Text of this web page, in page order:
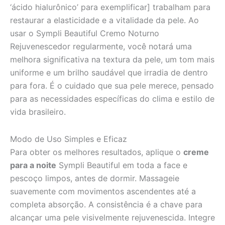
‘ácido hialurônico’ para exemplificar] trabalham para
restaurar a elasticidade e a vitalidade da pele. Ao
usar o Sympli Beautiful Cremo Noturno
Rejuvenescedor regularmente, você notará uma
melhora significativa na textura da pele, um tom mais
uniforme e um brilho saudável que irradia de dentro
para fora. É o cuidado que sua pele merece, pensado
para as necessidades específicas do clima e estilo de
vida brasileiro.
Modo de Uso Simples e Eficaz
Para obter os melhores resultados, aplique o creme
para a noite Sympli Beautiful em toda a face e
pescoço limpos, antes de dormir. Massageie
suavemente com movimentos ascendentes até a
completa absorção. A consistência é a chave para
alcançar uma pele visivelmente rejuvenescida. Integre